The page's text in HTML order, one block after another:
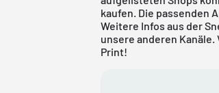
kaufen. Die passenden
Weitere Infos aus der
unsere anderen Kanäle.
Print!